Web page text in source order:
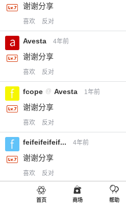
谢谢分享
喜欢 反对
Avesta 4年前
谢谢分享
喜欢 反对
fcope @ Avesta 1年前
谢谢分享
喜欢 反对
feifeifeifeif... 4年前
谢谢分享
喜欢 反对
bat哥 @ feifeifeifeif... 1年前
首页 商场 帮助